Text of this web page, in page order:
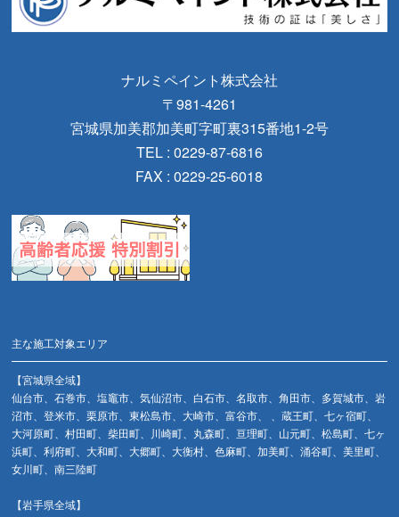
ナルミペイント株式会社
〒981-4261
宮城県加美郡加美町字町裏315番地1-2号
TEL : 0229-87-6816
FAX : 0229-25-6018
主な施工対象エリア
【宮城県全域】
仙台市、石巻市、塩竈市、気仙沼市、白石市、名取市、角田市、多賀城市、岩
沼市、登米市、栗原市、東松島市、大崎市、富谷市、 、蔵王町、七ヶ宿町、
大河原町、村田町、柴田町、川崎町、丸森町、亘理町、山元町、松島町、七ヶ
浜町、利府町、大和町、大郷町、大衡村、色麻町、加美町、涌谷町、美里町、
女川町、南三陸町
【岩手県全域】